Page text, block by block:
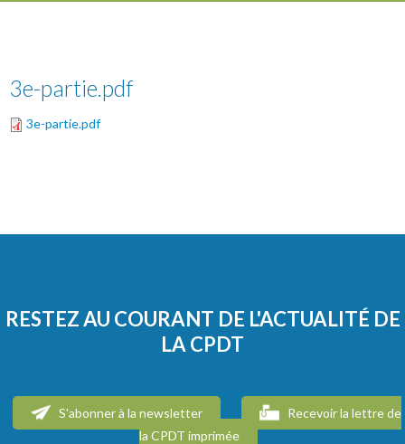
3e-partie.pdf
3e-partie.pdf
RESTEZ AU COURANT DE L'ACTUALITÉ DE
LA CPDT
S'abonner à la newsletter
Recevoir la lettre de
la CPDT imprimée